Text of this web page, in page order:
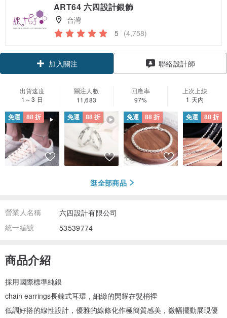
ART64 六四設計銀飾
台灣
5 (4,758)
加入關注 聯絡設計師
出貨速度
1～3 日
關注人數
11,683
回應率
97%
上次上線
1 天內
免運 88 折 免運 88 折 免運 88 折 免運 88 折
逛全部商品
營業人名稱
六四設計有限公司
統一編號
53539774
商品介紹
採用國際標準純銀
chain earrings長鍊式耳環，細緻的閃耀在髮梢裡
低調好搭的線性設計，優雅的線條化作極簡質感美，微幅擺動展現優